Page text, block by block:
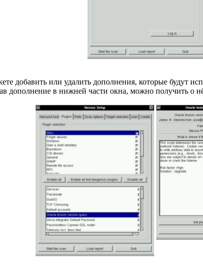
добавить или удалить дополнения, которые будут
дополнение в нижней части окна, можно получить о